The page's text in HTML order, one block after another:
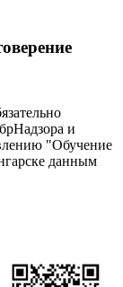
и
"Обучение
данным